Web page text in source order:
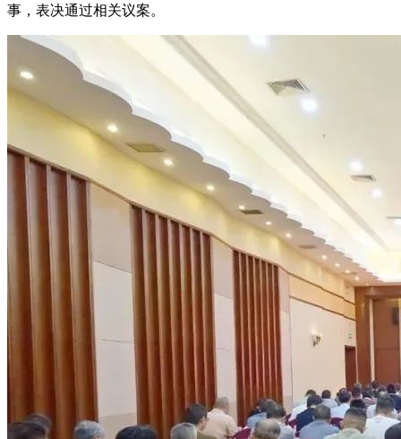
事，表决通过相关议案。